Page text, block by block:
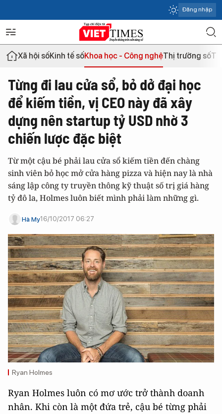
Đăng nhập
Xã hội sốKinh tế sốKhoa học - Công nghệThị trường số
Từng đi lau cửa sổ, bỏ dở đại học
để kiếm tiền, vị CEO này đã xây
dựng nên startup tỷ USD nhờ 3
chiến lược đặc biệt
Từ một cậu bé phải lau cửa sổ kiếm tiền đến chàng
sinh viên bỏ học mở cửa hàng pizza và hiện nay là nhà
sáng lập công ty truyền thông kỹ thuật số trị giá hàng
tỷ đô la, Holmes luôn biết mình phải làm những gì.
Hà My16/10/2017 06:27
Ryan Holmes
Ryan Holmes luôn có mơ ước trở thành doanh
nhân. Khi còn là một đứa trẻ, cậu bé từng phải